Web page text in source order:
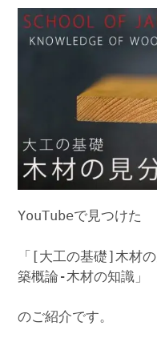
YouTubeで見つけた
「[大工の基礎]木材
築概論-木材の知識」
のご紹介です。